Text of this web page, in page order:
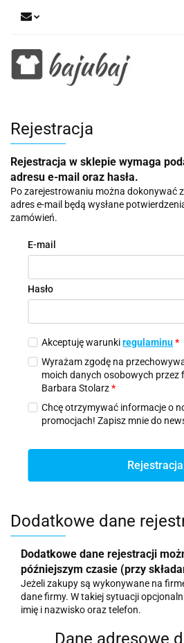
Rejestracja
Rejestracja w sklepie wymaga
adresu e-mail oraz hasła.
Po zarejestrowaniu można dokonywać
adres e-mail będą wysłane
zamówień.
E-mail
Hasło
Akceptuję warunkiregulaminu *
Wyrażam zgodę na
moich danych osobowych przez
Barbara Stolarz*
Chcę otrzymywać informacje o
promocjach! Zapisz mnie do
Rejestracja
Dodatkowe dane
Dodatkowe dane rejestracji
późniejszym czasie (przy
Jeżeli zakupy są wykonywane na
dane firmy. W takiej sytuacji
imię i nazwisko oraz telefon.
Dane adresowe